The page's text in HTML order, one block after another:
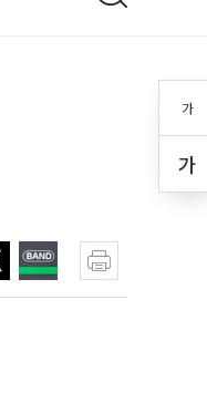
가
가